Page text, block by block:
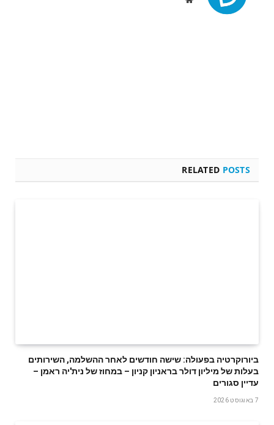
RELATED POSTS
ביורוקרטיה בפעולה: שישה חודשים לאחר ההשלמה, השירותים
בעלות של מיליון דולר בראניון קניון – במחוז של נית'יה ראמן –
עדיין סגורים
7 באוגוסט 2026